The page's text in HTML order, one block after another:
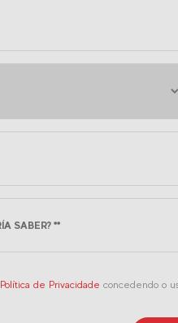
Política de Privacidade concedendo o